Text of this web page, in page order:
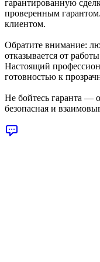
гарантированную
проверенным
клиентом.
Обратите внимание:
отказывается от
Настоящий
готовностью к
Не бойтесь гаранта —
безопасная и